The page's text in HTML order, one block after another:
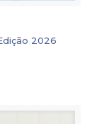
2026